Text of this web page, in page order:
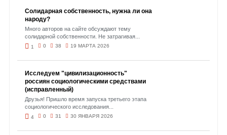
Солидарная собственность, нужна ли она
народу?
Много авторов на сайте обсуждают тему
солидарной собственности. Не затрагивая...
1 0 38 19 МАРТА 2026
Исследуем "цивилизационность"
россиян социологическими средствами
(исправленный)
Друзья! Пришло время запуска третьего этапа
социологического исследования...
4 0 31 30 ЯНВАРЯ 2026